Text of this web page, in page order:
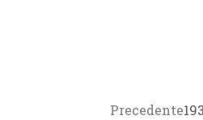
Precedente